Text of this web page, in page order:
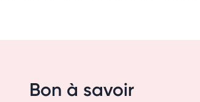
Bon à savoir